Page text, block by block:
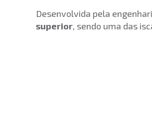
Desenvolvida pela
superior, sendo uma das